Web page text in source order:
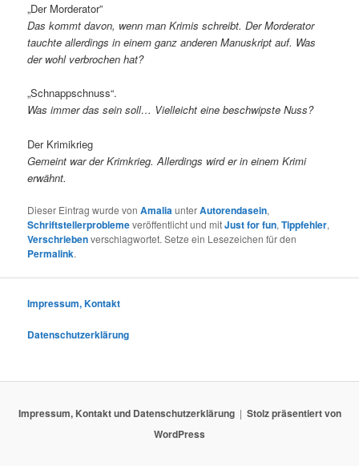
„Der Morderator”
Das kommt davon, wenn man Krimis schreibt. Der Morderator
tauchte allerdings in einem ganz anderen Manuskript auf. Was
der wohl verbrochen hat?
„Schnappschnuss“.
Was immer das sein soll… Vielleicht eine beschwipste Nuss?
Der Krimikrieg
Gemeint war der Krimkrieg. Allerdings wird er in einem Krimi
erwähnt.
Dieser Eintrag wurde vonAmaliaunterAutorendasein,
Schriftstellerproblemeveröffentlicht und mitJust for fun,Tippfehler,
Verschriebenverschlagwortet. Setze ein Lesezeichen für den
Permalink.
Impressum, Kontakt
Datenschutzerklärung
Impressum, Kontakt und Datenschutzerklärung
Stolz präsentiert von
WordPress